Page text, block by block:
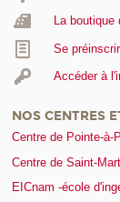
La boutique
Se
Accéder à
NOS CENTRES
Centre de Pointe-à-
Centre de Saint-
EICnam -école